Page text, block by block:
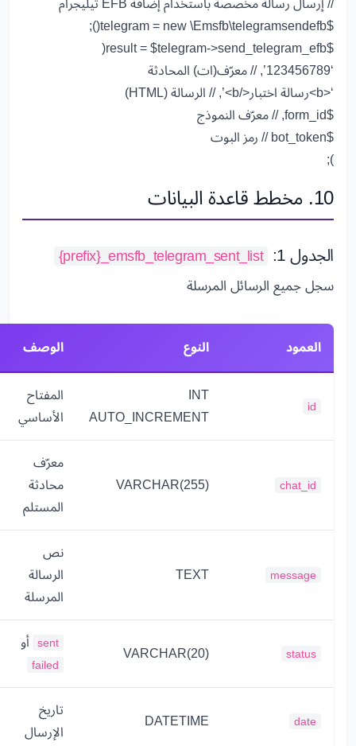
// إرسال رسالة مخصصة باستخدام إضافة EFB تيليجرام
$telegram
= new \Emsfb\telegramsendefb
();
$result
= $telegram->send_telegram_efb
(
‘123456789’
,// معرّف(ات) المحادثة
‘<b>رسالة اختبار</b>’
,// الرسالة (HTML)
$form_id
,// معرّف النموذج
$bot_token
// رمز البوت
);
10. مخطط قاعدة البيانات
الجدول 1: {prefix}_emsfb_telegram_sent_list
سجل جميع الرسائل المرسلة
العمود النوع الوصف
id
INT
AUTO_INCREMENT
المفتاح
الأساسي
chat_id
VARCHAR(255)
معرّف
محادثة
المستلم
message
TEXT
نص
الرسالة
المرسلة
status
VARCHAR(20)
sent أو
failed
date
DATETIME
تاريخ
الإرسال